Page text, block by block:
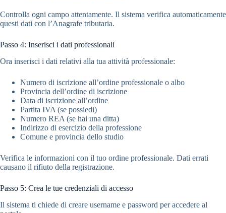
Controlla ogni campo attentamente. Il sistema verifica automaticamente
questi dati con l’Anagrafe tributaria.
Passo 4: Inserisci i dati professionali
Ora inserisci i dati relativi alla tua attività professionale:
Numero di iscrizione all’ordine professionale o albo
Provincia dell’ordine di iscrizione
Data di iscrizione all’ordine
Partita IVA (se possiedi)
Numero REA (se hai una ditta)
Indirizzo di esercizio della professione
Comune e provincia dello studio
Verifica le informazioni con il tuo ordine professionale. Dati errati
causano il rifiuto della registrazione.
Passo 5: Crea le tue credenziali di accesso
Il sistema ti chiede di creare username e password per accedere al